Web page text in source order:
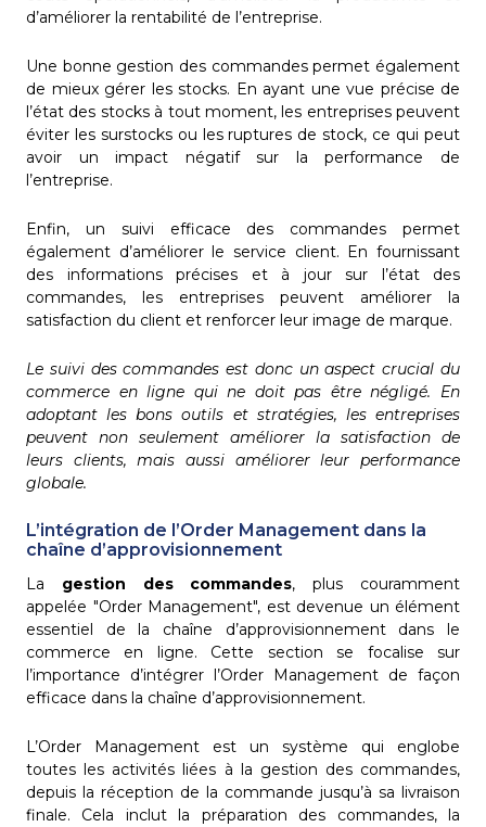
d’améliorer la rentabilité de l’entreprise.
Une bonne gestion des commandes permet également
de mieux gérer les stocks. En ayant une vue précise de
l’état des stocks à tout moment, les entreprises peuvent
éviter les surstocks ou les ruptures de stock, ce qui peut
avoir un impact négatif sur la performance de
l’entreprise.
Enfin, un suivi efficace des commandes permet
également d’améliorer le service client. En fournissant
des informations précises et à jour sur l’état des
commandes, les entreprises peuvent améliorer la
satisfaction du client et renforcer leur image de marque.
Le suivi des commandes est donc un aspect crucial du
commerce en ligne qui ne doit pas être négligé. En
adoptant les bons outils et stratégies, les entreprises
peuvent non seulement améliorer la satisfaction de
leurs clients, mais aussi améliorer leur performance
globale.
L’intégration de l’Order Management dans la
chaîne d’approvisionnement
La gestion des commandes, plus couramment
appelée "Order Management", est devenue un élément
essentiel de la chaîne d’approvisionnement dans le
commerce en ligne. Cette section se focalise sur
l’importance d’intégrer l’Order Management de façon
efficace dans la chaîne d’approvisionnement.
L’Order Management est un système qui englobe
toutes les activités liées à la gestion des commandes,
depuis la réception de la commande jusqu’à sa livraison
finale. Cela inclut la préparation des commandes, la